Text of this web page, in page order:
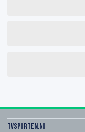
Tvsporten.nu